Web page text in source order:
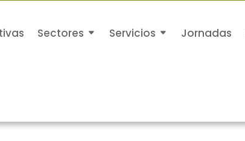
Sectores Servicios Jornadas